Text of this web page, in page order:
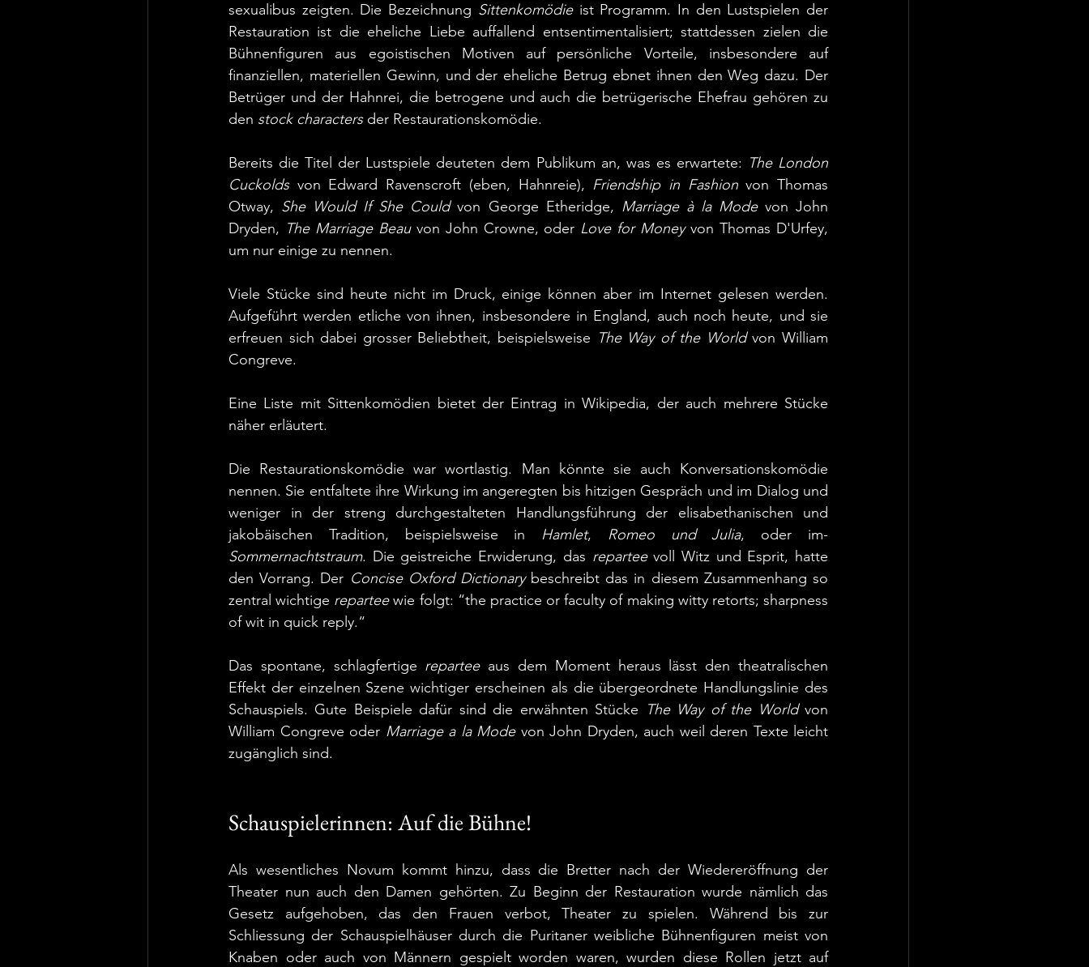
sexualibus zeigten. Die Bezeichnung Sittenkomödie ist Programm. In den Lustspielen der
Restauration ist die eheliche Liebe auffallend entsentimentalisiert; stattdessen zielen die
Bühnenfiguren aus egoistischen Motiven auf persönliche Vorteile, insbesondere auf
finanziellen, materiellen Gewinn, und der eheliche Betrug ebnet ihnen den Weg dazu. Der
Betrüger und der Hahnrei, die betrogene und auch die betrügerische Ehefrau gehören zu
den stock characters der Restaurationskomödie.
Bereits die Titel der Lustspiele deuteten dem Publikum an, was es erwartete: The London
Cuckolds von Edward Ravenscroft (eben, Hahnreie), Friendship in Fashion von Thomas
Otway, She Would If She Could von George Etheridge, Marriage à la Mode von John
Dryden, The Marriage Beau von John Crowne, oder Love for Money von Thomas D'Urfey,
um nur einige zu nennen.
Viele Stücke sind heute nicht im Druck, einige können aber im Internet gelesen werden.
Aufgeführt werden etliche von ihnen, insbesondere in England, auch noch heute, und sie
erfreuen sich dabei grosser Beliebtheit, beispielsweise The Way of the World von William
Congreve.
Eine Liste mit Sittenkomödien bietet der Eintrag in Wikipedia, der auch mehrere Stücke
näher erläutert.
Die Restaurationskomödie war wortlastig. Man könnte sie auch Konversationskomödie
nennen. Sie entfaltete ihre Wirkung im angeregten bis hitzigen Gespräch und im Dialog und
weniger in der streng durchgestalteten Handlungsführung der elisabethanischen und
jakobäischen Tradition, beispielsweise in Hamlet, Romeo und Julia
Sommernachtstraum. Die geistreiche Erwiderung, das repartee voll Witz und Esprit, hatte
den Vorrang. Der Concise Oxford Dictionary beschreibt das in diesem Zusammenhang so
zentral wichtige repartee wie folgt: “the practice or faculty of making witty retorts; sharpness
of wit in quick reply.“
Das spontane, schlagfertige repartee aus dem Moment heraus lässt den theatralischen
Effekt der einzelnen Szene wichtiger erscheinen als die übergeordnete Handlungslinie des
Schauspiels. Gute Beispiele dafür sind die erwähnten Stücke The Way of the World von
William Congreve oder Marriage a la Mode von John Dryden, auch weil deren Texte leicht
zugänglich sind.
Schauspielerinnen: Auf die Bühne!
Als wesentliches Novum kommt hinzu, dass die Bretter nach der Wiedereröffnung der
Theater nun auch den Damen gehörten. Zu Beginn der Restauration wurde nämlich das
Gesetz aufgehoben, das den Frauen verbot, Theater zu spielen. Während bis zur
Schliessung der Schauspielhäuser durch die Puritaner weibliche Bühnenfiguren meist von
Knaben oder auch von Männern gespielt worden waren, wurden diese Rollen jetzt auf